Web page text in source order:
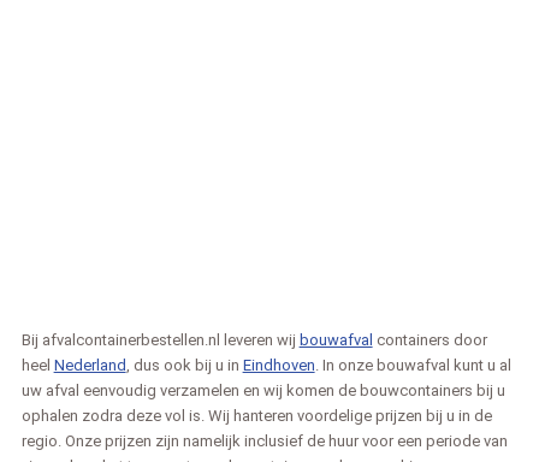
Bij afvalcontainerbestellen.nl leveren wij bouwafval containers door
heel Nederland , dus ook bij u in Eindhoven . In onze bouwafval kunt u al
uw afval eenvoudig verzamelen en wij komen de bouwcontainers bij u
ophalen zodra deze vol is. Wij hanteren voordelige prijzen bij u in de
regio. Onze prijzen zijn namelijk inclusief de huur voor een periode van